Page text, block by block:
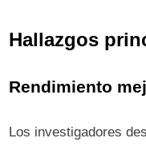
Hallazgos
Rendimiento
Los investigadores